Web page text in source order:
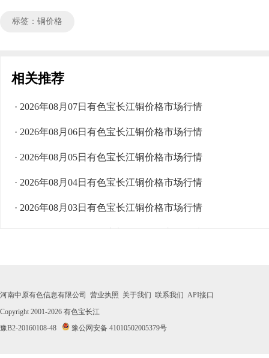
标签：铜价格
相关推荐
· 2026年08月07日有色宝长江铜价格市场行情
· 2026年08月06日有色宝长江铜价格市场行情
· 2026年08月05日有色宝长江铜价格市场行情
· 2026年08月04日有色宝长江铜价格市场行情
· 2026年08月03日有色宝长江铜价格市场行情
· 2026年07月28日有色宝长江铜价格市场行情
· 2026年07月27日有色宝长江铜价格市场行情
河南中原有色信息有限公司 营业执照 关于我们 联系我们 API接口
Copyright 2001-2026 有色宝长江
豫B2-20160108-48
豫公网安备 41010502005379号